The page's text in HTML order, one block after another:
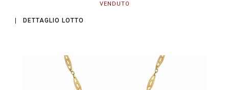
VENDUTO
DETTAGLIO LOTTO